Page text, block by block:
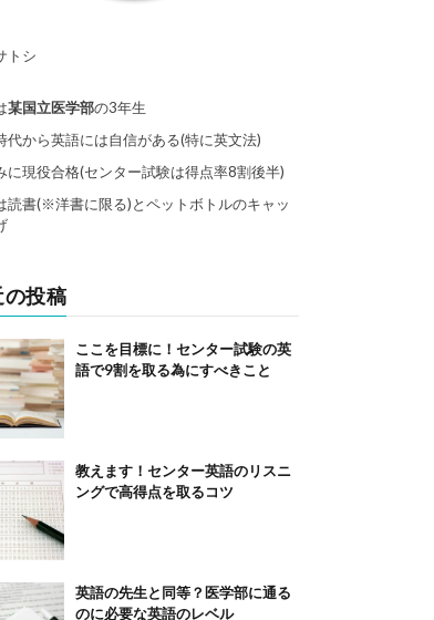
トシ
某国立医学部の3年生
代から英語には自信がある(特に英文法)
に現役合格(センター試験は得点率8割後半)
読書(※洋書に限る)とペットボトルのキャッ
の投稿
ここを目標に！センター試験の英
語で9割を取る為にすべきこと
教えます！センター英語のリスニ
ングで高得点を取るコツ
英語の先生と同等？医学部に通る
のに必要な英語のレベル